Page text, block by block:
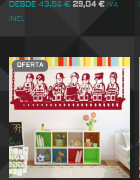
DESDE 43,56€ 29,04 € IVA
INCL
OFERTA